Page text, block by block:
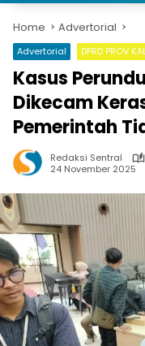
Home Advertorial
Advertorial DPRD PROV
Kasus
Dikecam
Pemerintah
Redaksi Sentral
24 November 2025